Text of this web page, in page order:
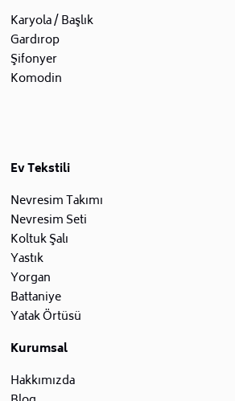
Karyola / Başlık
Gardırop
Şifonyer
Komodin
Ev Tekstili
Nevresim Takımı
Nevresim Seti
Koltuk Şalı
Yastık
Yorgan
Battaniye
Yatak Örtüsü
Kurumsal
Hakkımızda